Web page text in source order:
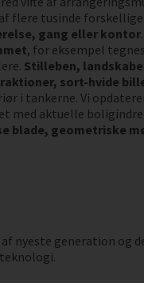
flere tusinde
gang eller kontor
, for eksempel
Stilleben,
sort-hvide
i tankerne. Vi
med aktuelle
blade, geometriske
nyeste generation og
teknologi.